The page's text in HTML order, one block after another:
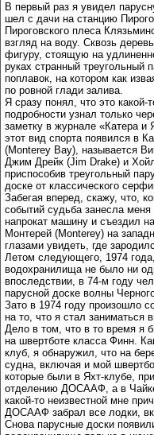
В первый раз я увидел
шел с дачи на станцию
Пироговского плеса
взгляд на воду. Сквозь
фигуру, стоящую на
руках странный треугольный
поплавок, на котором как
по ровной глади залива.
Я сразу понял, что это какой-
подробности узнал только
заметку в журнале «Катера и
этот вид спорта появился в
(Monterey Bay), называется
Джим Дрейк (Jim Drake) и
приспособив треугольный
доске от классического
Забегая вперед, скажу, что,
событий судьба занесла
напрокат машину и съездил
Монтерей (Monterey) на
глазами увидеть, где
Летом следующего, 1974
водохранилища не было ни
впоследствии, в 74-м году
парусной доске волны
Зато в 1974 году произошло
на то, что я стал заниматься
Дело в том, что в то время я
на швертботе класса Финн.
клуб, я обнаружил, что на
судна, включая и мой
которые были в Яхт-клубе,
отделению ДОСААФ, а в
какой-то неизвестной мне
ДОСААФ забрал все лодки,
Снова парусные доски